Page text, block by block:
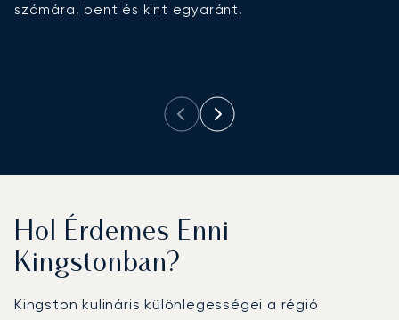
számára, bent és kint egyaránt.
Hol Érdemes Enni
Kingstonban?
Kingston kulináris különlegességei a régió